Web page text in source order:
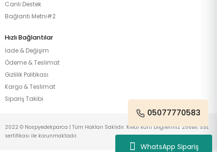
WhatsApp Sipariş
Canlı Destek
Bağlantı Metni#2
Hızlı Bağlantılar
İade & Değişim
Ödeme & Teslimat
Gizlilik Politikası
Kargo & Teslimat
Sipariş Takibi
05077770583
2022 © Nospyedekparca | Tüm Hakları Saklıdır. Kredi kartı bilgileriniz 256Bit SSL
sertifikası ile korunmaktadır.